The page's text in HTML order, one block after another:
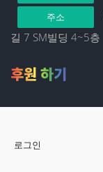
주소
길 7 SM빌딩 4~5층
후원 하기
로그인